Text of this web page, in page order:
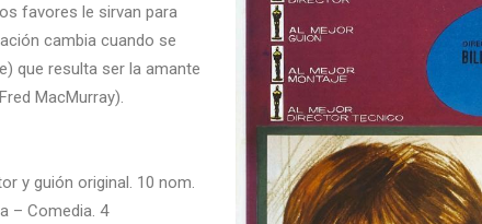
favores le sirvan para
cambia cuando se
que resulta ser la amante
MacMurray).
y guión original. 10 nom.
– Comedia. 4